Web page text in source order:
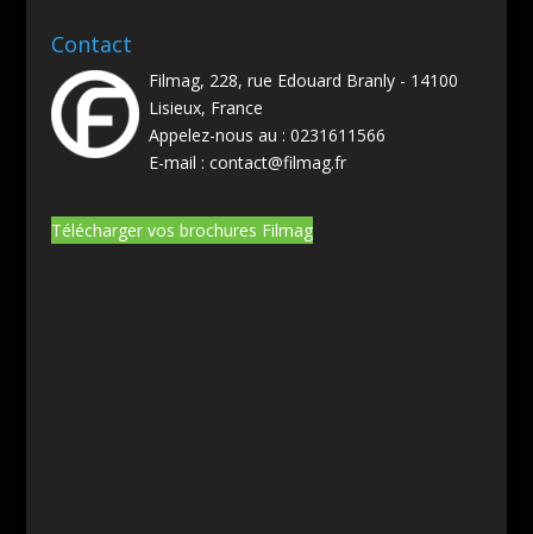
Contact
Filmag, 228, rue Edouard Branly - 14100
Lisieux, France
Appelez-nous au : 0231611566
E-mail : contact@filmag.fr
Télécharger vos brochures Filmag